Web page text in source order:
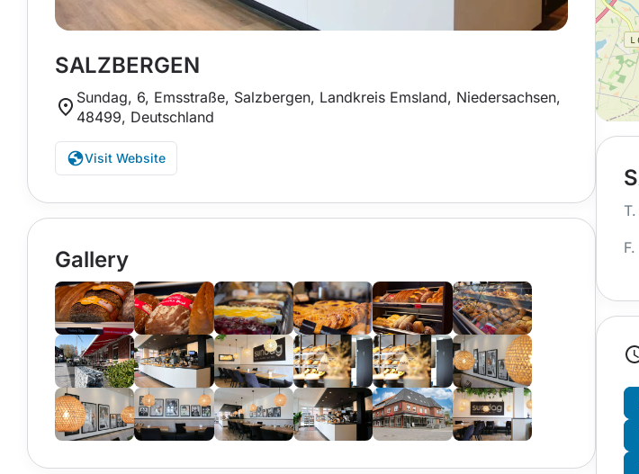
SALZBERGEN
Sundag, 6, Emsstraße, Salzbergen, Landkreis Emsland, Niedersachsen,
48499, Deutschland
Visit Website
Gallery